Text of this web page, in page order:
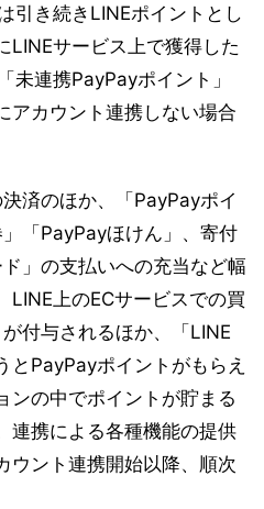
引き続きLINEポイントとし
LINEサービス上で獲得した
未連携PayPayポイント」
アカウント連携しない場合
済のほか、「PayPayポイ
「PayPayほけん」、寄付
」の支払いへの充当など幅
LINE上のECサービスでの買
付与されるほか、「LINE
とPayPayポイントがもらえ
ンの中でポイントが貯まる
連携による各種機能の提供
ウント連携開始以降、順次